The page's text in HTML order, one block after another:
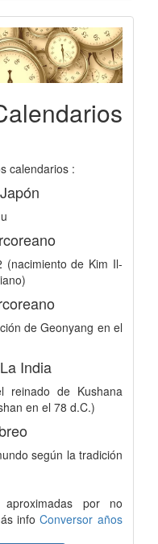
calendarios :
de Kim Il-
de Geonyang en el
India
de Kushana
en el 78 d.C.)
Hebreo
según la tradición
por no
info Conversor años